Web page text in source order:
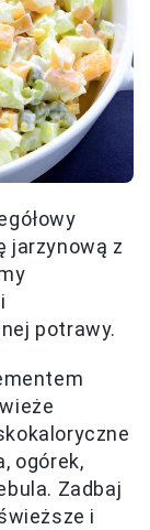
jarzynową z
potrawy.
ogórek,
Zadbaj
i